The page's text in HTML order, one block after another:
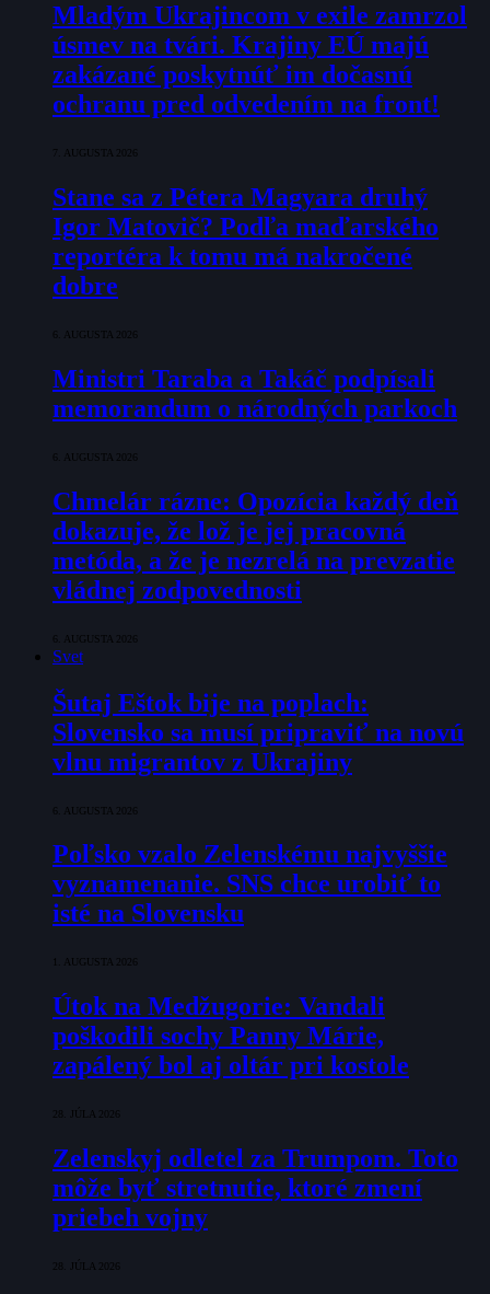
Mladým Ukrajincom v exile zamrzol
úsmev na tvári. Krajiny EÚ majú
zakázané poskytnúť im dočasnú
ochranu pred odvedením na front!
7. AUGUSTA 2026
Stane sa z Pétera Magyara druhý
Igor Matovič? Podľa maďarského
reportéra k tomu má nakročené
dobre
6. AUGUSTA 2026
Ministri Taraba a Takáč podpísali
memorandum o národných parkoch
6. AUGUSTA 2026
Chmelár rázne: Opozícia každý deň
dokazuje, že lož je jej pracovná
metóda, a že je nezrelá na prevzatie
vládnej zodpovednosti
6. AUGUSTA 2026
Svet
Šutaj Eštok bije na poplach:
Slovensko sa musí pripraviť na novú
vlnu migrantov z Ukrajiny
6. AUGUSTA 2026
Poľsko vzalo Zelenskému najvyššie
vyznamenanie. SNS chce urobiť to
isté na Slovensku
1. AUGUSTA 2026
Útok na Medžugorie: Vandali
poškodili sochy Panny Márie,
zapálený bol aj oltár pri kostole
28. JÚLA 2026
Zelenskyj odletel za Trumpom. Toto
môže byť stretnutie, ktoré zmení
priebeh vojny
28. JÚLA 2026